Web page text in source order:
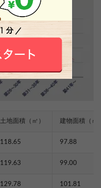
土地面積（㎡） 建物面積（㎡
118.65 97.88
119.63 99.00
129.78 101.81